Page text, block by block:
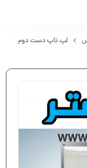
لپ تاپ دست دوم